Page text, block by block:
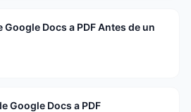
Docs a PDF Antes de un
Google Docs a PDF